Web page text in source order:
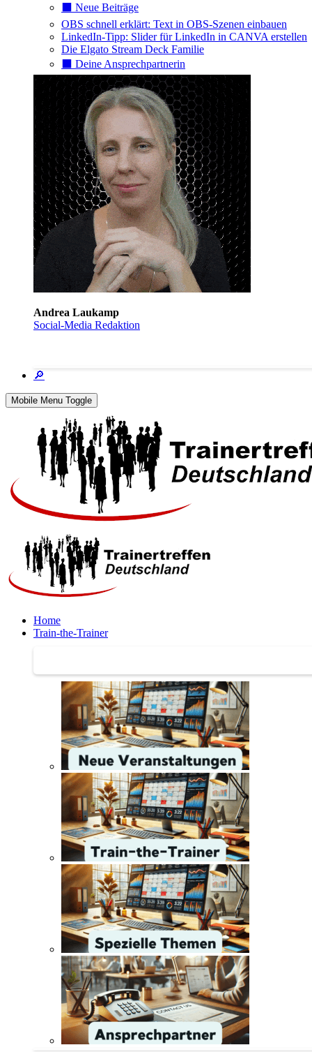
⬛️ Neue Beiträge
OBS schnell erklärt: Text in OBS-Szenen einbauen
LinkedIn-Tipp: Slider für LinkedIn in CANVA erstellen
Die Elgato Stream Deck Familie
⬛️ Deine Ansprechpartnerin
Andrea Laukamp
Social-Media Redaktion
🔎
Mobile Menu Toggle
Home
Train-the-Trainer